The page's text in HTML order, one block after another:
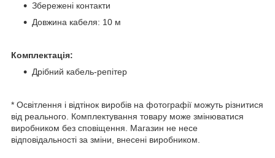
Збережені контакти
Довжина кабеля: 10 м
Комплектація:
Дрібний кабель-репітер
* Освітлення і відтінок виробів на фотографії можуть різнитися
від реального. Комплектування товару може змінюватися
виробником без сповіщення. Магазин не несе
відповідальності за зміни, внесені виробником.